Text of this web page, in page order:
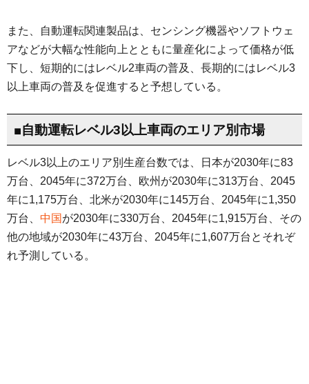
また、自動運転関連製品は、センシング機器やソフトウェ
アなどが大幅な性能向上とともに量産化によって価格が低
下し、短期的にはレベル2車両の普及、長期的にはレベル3
以上車両の普及を促進すると予想している。
■自動運転レベル3以上車両のエリア別市場
レベル3以上のエリア別生産台数では、日本が2030年に83
万台、2045年に372万台、欧州が2030年に313万台、2045
年に1,175万台、北米が2030年に145万台、2045年に1,350
万台、 中国 が2030年に330万台、2045年に1,915万台、その
他の地域が2030年に43万台、2045年に1,607万台とそれぞ
れ予測している。